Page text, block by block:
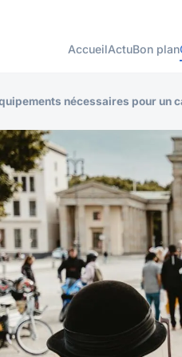
AccueilActuBon plan
nécessaires pour un